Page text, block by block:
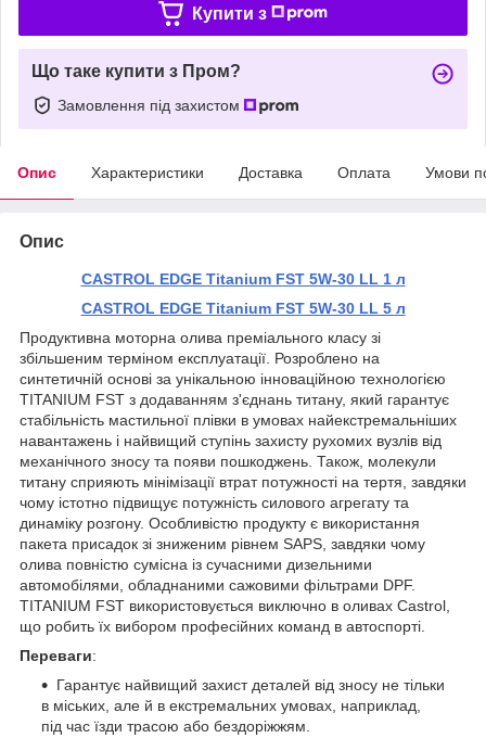
Купити з
Що таке купити з Пром?
Замовлення під захистом
Опис Характеристики Доставка Оплата Умови
Опис
CASTROL EDGE Titanium FST 5W-30 LL 1 л
CASTROL EDGE Titanium FST 5W-30 LL 5 л
Продуктивна моторна олива преміального класу зі
збільшеним терміном експлуатації. Розроблено на
синтетичній основі за унікальною інноваційною технологією
TITANIUM FST з додаванням з'єднань титану, який гарантує
стабільність мастильної плівки в умовах найекстремальніших
навантажень і найвищий ступінь захисту рухомих вузлів від
механічного зносу та появи пошкоджень. Також, молекули
титану сприяють мінімізації втрат потужності на тертя, завдяки
чому істотно підвищує потужність силового агрегату та
динаміку розгону. Особливістю продукту є використання
пакета присадок зі зниженим рівнем SAPS, завдяки чому
олива повністю сумісна із сучасними дизельними
автомобілями, обладнаними сажовими фільтрами DPF.
TITANIUM FST використовується виключно в оливах Castrol,
що робить їх вибором професійних команд в автоспорті.
Переваги:
Гарантує найвищий захист деталей від зносу не тільки
в міських, але й в екстремальних умовах, наприклад,
під час їзди трасою або бездоріжжям.